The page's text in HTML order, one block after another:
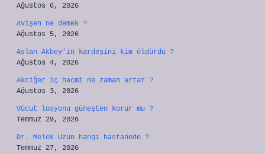
Ağustos 6, 2026
Avişen ne demek ?
Ağustos 5, 2026
Aslan Akbey’in kardeşini kim öldürdü ?
Ağustos 4, 2026
Akciğer iç hacmi ne zaman artar ?
Ağustos 3, 2026
Vücut losyonu güneşten korur mu ?
Temmuz 29, 2026
Dr. Melek Uzun hangi hastanede ?
Temmuz 27, 2026